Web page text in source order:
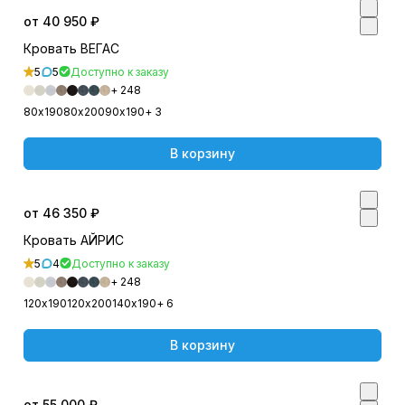
от 40 950 ₽
Кровать ВЕГАС
5 5
Доступно к заказу
+ 248
80х19080х20090х190+ 3
В корзину
от 46 350 ₽
Кровать АЙРИС
5 4
Доступно к заказу
+ 248
120х190120х200140х190+ 6
В корзину